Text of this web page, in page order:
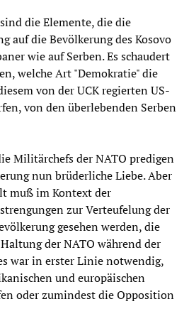
die Elemente, die die
auf die Bevölkerung des Kosovo
wie auf Serben. Es schaudert
welche Art "Demokratie" die
von der UCK regierten US-
von den überlebenden Serben
Militärchefs der NATO predigen
nun brüderliche Liebe. Aber
muß im Kontext der
zur Verteufelung der
gesehen werden, die
der NATO während der
war in erster Linie notwendig,
und europäischen
oder zumindest die Opposition